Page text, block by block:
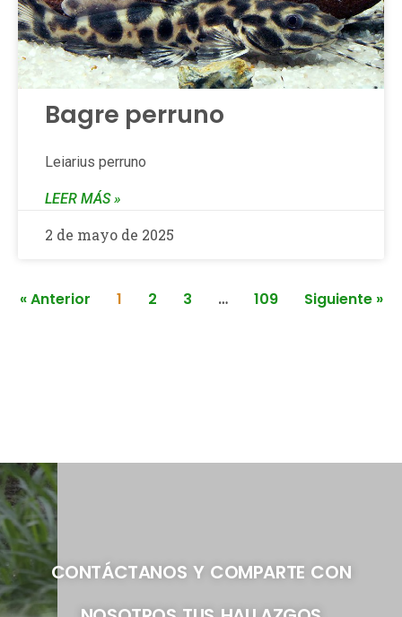
Bagre perruno
Leiarius perruno
LEER MÁS »
2 de mayo de 2025
« Anterior 1 2 3 … 109 Siguiente »
CONTÁCTANOS Y COMPARTE CON